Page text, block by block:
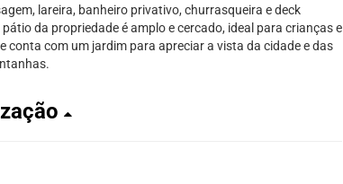
lareira, banheiro privativo, churrasqueira e deck
da propriedade é amplo e cercado, ideal para crianças e
conta com um jardim para apreciar a vista da cidade e das